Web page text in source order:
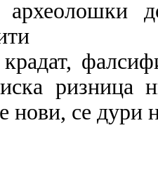
археолошки
нови, се дури